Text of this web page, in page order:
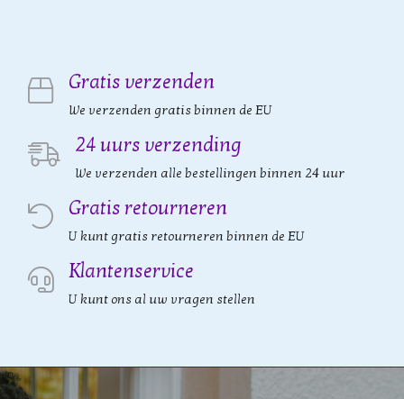
Gratis verzenden
We verzenden gratis binnen de EU
24 uurs verzending
We verzenden alle bestellingen binnen 24 uur
Gratis retourneren
U kunt gratis retourneren binnen de EU
Klantenservice
U kunt ons al uw vragen stellen